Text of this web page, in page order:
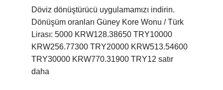
Döviz dönüştürücü uygulamamızı indirin.
Dönüşüm oranları Güney Kore Wonu / Türk
Lirası: 5000 KRW128.38650 TRY10000
KRW256.77300 TRY20000 KRW513.54600
TRY30000 KRW770.31900 TRY12 satır
daha